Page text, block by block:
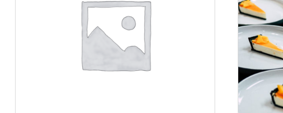
AFEGEIX A LA CISTELLA DETALLS